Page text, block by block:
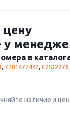
цену
у
в
, 7701477442, C2S32276
наличие и